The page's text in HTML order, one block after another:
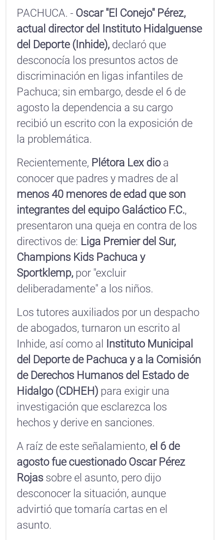
PACHUCA. - Oscar "El Conejo" Pérez,
actual director del Instituto Hidalguense
del Deporte (Inhide), declaró que
desconocía los presuntos actos de
discriminación en ligas infantiles de
Pachuca; sin embargo, desde el 6 de
agosto la dependencia a su cargo
recibió un escrito con la exposición de
la problemática.
Recientemente, Plétora Lex dioa
conocer que padres y madres de al
menos 40 menores de edad que son
integrantes del equipo Galáctico F.C.,
presentaron una queja en contra de los
directivos de: Liga Premier del Sur,
Champions Kids Pachuca y
Sportklemp, por "excluir
deliberadamente" a los niños.
Los tutores auxiliados por un despacho
de abogados, turnaron un escrito al
Inhide, así como al
Instituto Municipal
del Deporte de Pachuca y a la Comisión
de Derechos Humanos del Estado de
Hidalgo (CDHEH) para exigir una
investigación que esclarezca los
hechos y derive en sanciones.
A raíz de este señalamiento, el 6 de
agosto fue cuestionado Oscar Pérez
Rojas sobre el asunto, pero dijo
desconocer la situación, aunque
advirtió que tomaría cartas en el
asunto.